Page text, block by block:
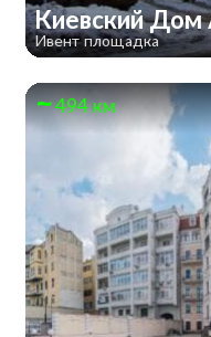
Киевский
Ивент площадка
494 км